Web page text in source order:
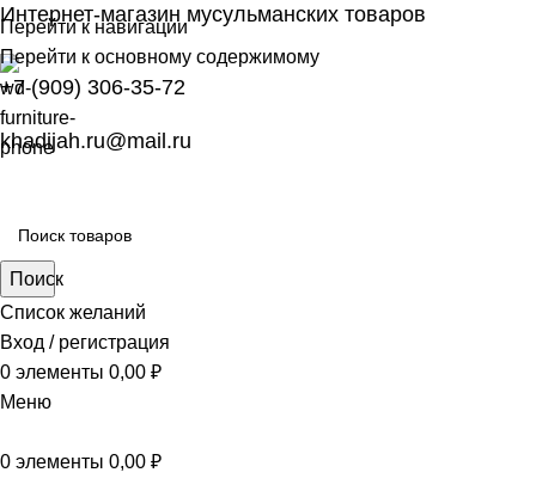
Перейти к навигации
Перейти к основному содержимому
Интернет-магазин мусульманских товаров
+7 (909) 306-35-72
khadijah.ru@mail.ru
Поиск
Список желаний
Вход / регистрация
0 элементы 0,00 ₽
Меню
0 элементы 0,00 ₽